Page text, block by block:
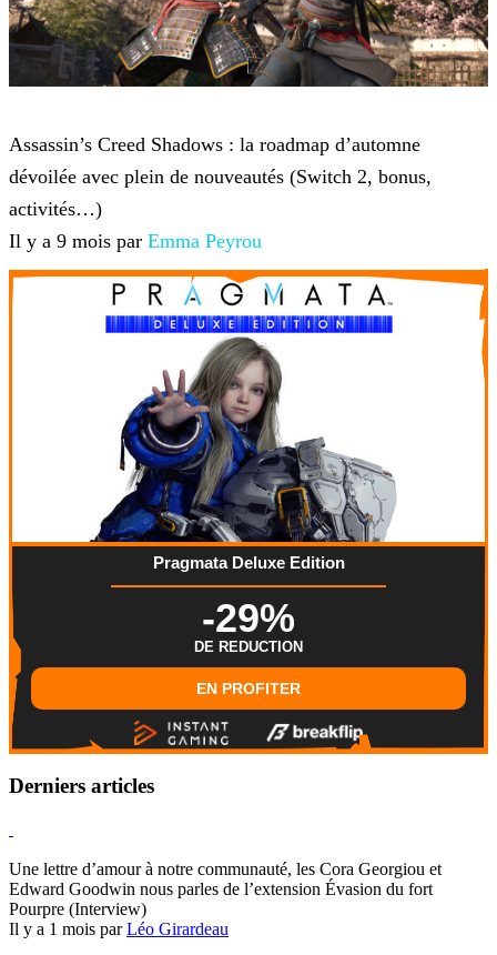
Assassin’s Creed Shadows : la roadmap d’automne
dévoilée avec plein de nouveautés (Switch 2, bonus,
activités…)
Il y a 9 mois par Emma Peyrou
Pragmata Deluxe Edition
-29%
DE REDUCTION
EN PROFITER
Derniers articles
Une lettre d’amour à notre communauté, les Cora Georgiou et
Edward Goodwin nous parles de l’extension Évasion du fort
Pourpre (Interview)
Il y a 1 mois parLéo Girardeau